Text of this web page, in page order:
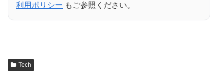
利用ポリシー もご参照ください。
Tech